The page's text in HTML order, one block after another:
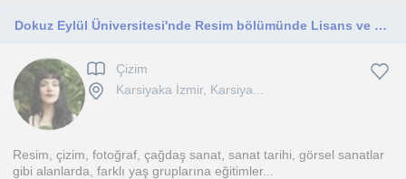
Dokuz Eylül Üniversitesi'nde Resim bölümünde Lisans ve Yüksek Lisans eğitimimi tamamladım.
Çizim
Karsiyaka İzmir, Karsiya...
Resim, çizim, fotoğraf, çağdaş sanat, sanat tarihi, görsel sanatlar
gibi alanlarda, farklı yaş gruplarına eğitimler...